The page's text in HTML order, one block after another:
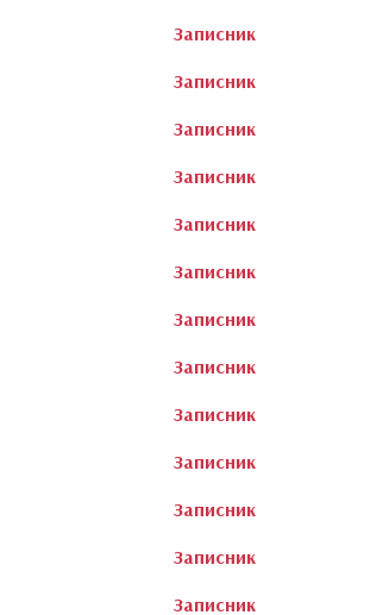
Записник
Записник
Записник
Записник
Записник
Записник
Записник
Записник
Записник
Записник
Записник
Записник
Записник